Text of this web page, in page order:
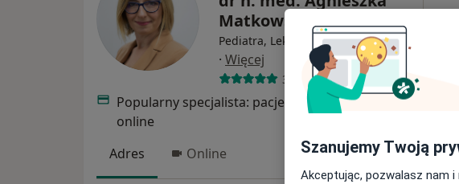
Matkowska-Kocjan
Pediatra, Lekarz chorób zakaźnych
· Więcej
346 opinii
Popularny specjalista: pacjenci chętnie płacą
online
Adres
Online Szanujemy Twoją
Akceptując, pozwalasz nam